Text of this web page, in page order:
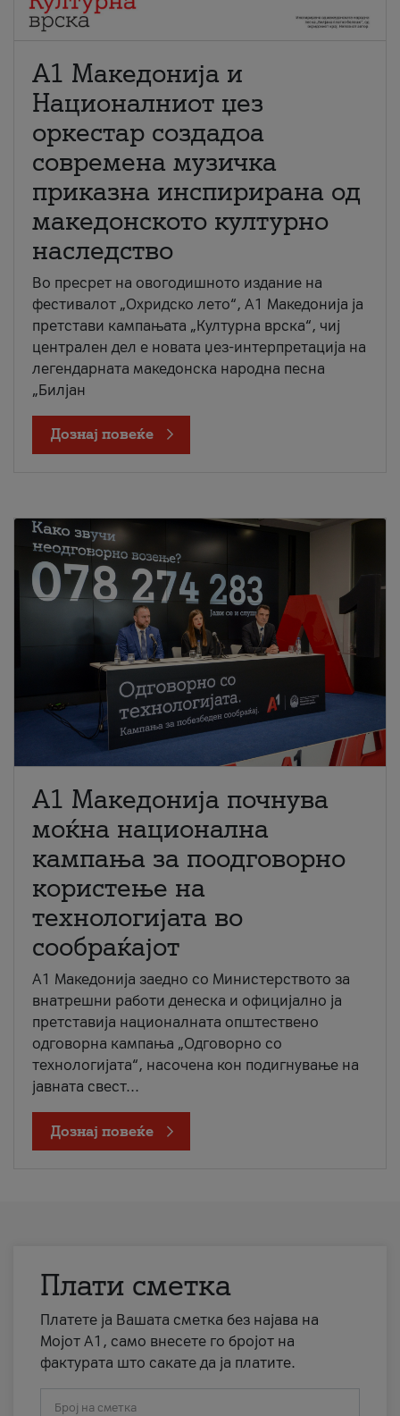
А1 Македонија и
Националниот џез
оркестар создадоа
современа музичка
приказна инспирирана од
македонското културно
наследство
Во пресрет на овогодишното издание на
фестивалот „Охридско лето“, А1 Македонија ја
претстави кампањата „Културна врска“, чиј
централен дел е новата џез-интерпретација на
легендарната македонска народна песна
„Билјан
Дознај повеќе
A1 Македонија почнува
моќна национална
кампања за поодговорно
користење на
технологијата во
сообраќајот
A1 Македонија заедно со Министерството за
внатрешни работи денеска и официјално ја
претставија националната општествено
одговорна кампања „Одговорно со
технологијата“, насочена кон подигнување на
јавната свест...
Дознај повеќе
Плати сметка
Платете ја Вашата сметка без најава на
Мојот А1, само внесете го бројот на
фактурата што сакате да ја платите.
Број на сметка